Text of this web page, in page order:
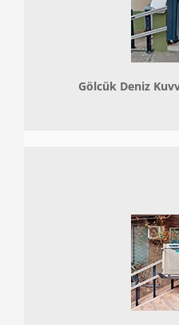
Gölcük Deniz